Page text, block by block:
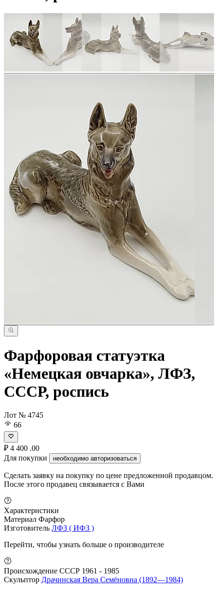
Фарфоровая статуэтка
«Немецкая овчарка», ЛФЗ,
СССР, роспись
Лот № 4745
66
₽ 4 400 .00
Для покупки
необходимо авторизоваться
Сделать заявку на покупку по цене предложенной продавцом.
После этого продавец связывается с Вами
Характеристики
Материал Фарфор
Изготовитель ЛФЗ ( ИФЗ )
Перейти, чтобы узнать больше о производителе
Происхождение СССР 1961 - 1985
Скульптор Драчинская Вера Семёновна (1892—1984)